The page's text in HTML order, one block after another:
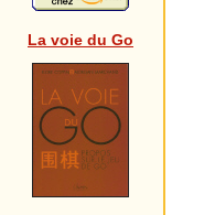
La voie du Go